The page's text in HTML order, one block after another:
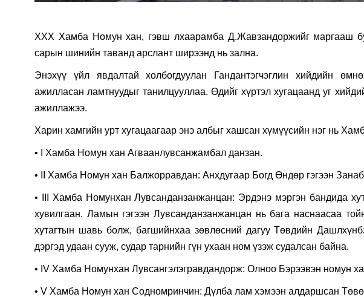
ХХХ Хамба Номун хан, гэвш лхаарамба Д.Жавзандоржийг маргааш
сарын шинийн таванд арслант ширээнд нь зална.
Энэхүү үйл явдалтай холбогдуулан Гандантэгчэглин хийдийн
ажилласан ламтнуудыг танилцууллаа. Өдийг хүртэл хугацаанд уг
ажиллажээ.
Харин хамгийн урт хугацаагаар энэ албыг хашсан хүмүүсийн нэг нь
• I Хамба Номун хан Агваанлувсанжамбал данзан.
• II Хамба Номун хан Балжорравдан: Анхдугаар Богд Өндөр гэгээн
• III Хамба Номунхан Лувсанданзанжанцан: Эрдэнэ мэргэн бандида
хувилгаан. Ламын гэгээн Лувсанданзанжанцан нь бага наснаасаа
хутагтын шавь болж, багшийнхаа зөвлөсний дагуу Төвдийн
дэргэд удаан сууж, судар тарнийн гүн ухаан ном үзэж судалсан байна.
• IV Хамба Номунхан Лувсангэлэгравдандорж: Олноо Бэрээвэн номун
• V Хамба Номун хан Содномринчин: Дүлба лам хэмээн алдаршсан